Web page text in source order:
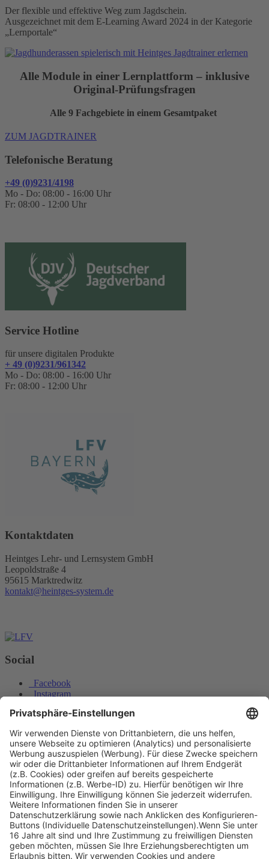
Der flexible und effektive Weg zum Jagdschein.
Ausgezeichnet mit dem E-Learning Award 2024 in der Kategorie
„Lernportale“
Alle Module in einer Lernplattform – inklusive
Original-Prüfungsfragen
Alle 9 Fachgebiete in einem Gesamtpaket
ZUM JAGDTRAINER
Telefonische Beratung
+49 (0)9231/4198
Mo - Do: 08:00 - 16:00 Uhr
Fr: 08:00 - 12:00 Uhr
Service Hotline
für unsere digitalen Produkte
+ 49 (0)9231/961342
Mo - Do: 08:00 - 16:00 Uhr
Fr: 08:00 - 12:00 Uhr
Kontaktdaten
Heintges Lehr- und Lernsystem GmbH
Leopoldstraße 4
95615 Marktredwitz
kontakt@heintges-system.de
Social
Facebook
Instagram
Impressum
Informationspflichten
Datenschutz
Widerrufsbelehrung
Welche Hackfrucht ist hier zu sehen? Zur Brut- und Setzzeit
werden Lebendfallen in der Regel …?
Nach oben scrollen